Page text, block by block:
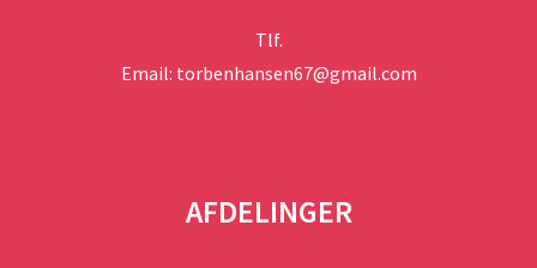
Tlf.
Email: torbenhansen67@gmail.com
AFDELINGER